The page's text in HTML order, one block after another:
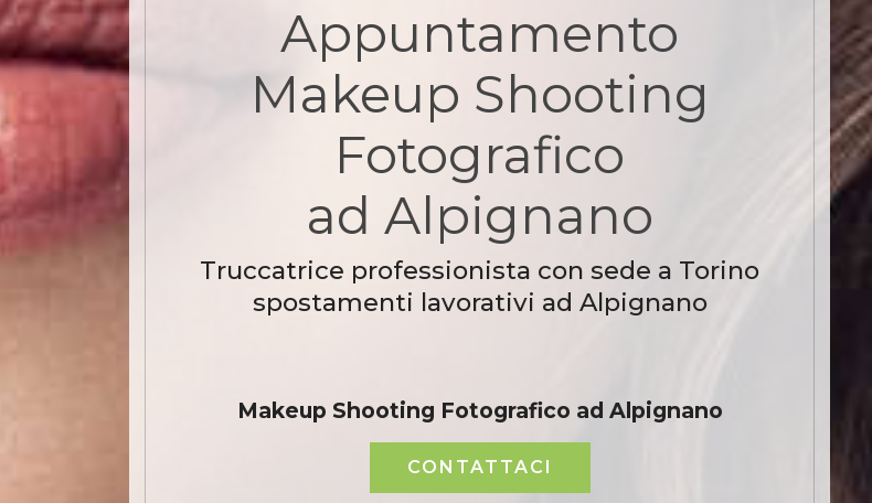
Appuntamento
Makeup Shooting
Fotografico
ad Alpignano
Truccatrice professionista con sede a Torino
spostamenti lavorativi ad Alpignano
Makeup Shooting Fotografico ad Alpignano
CONTATTACI